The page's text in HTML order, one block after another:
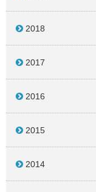
2018
2017
2016
2015
2014